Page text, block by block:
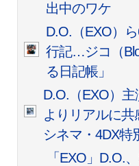
出中のワケ
D.O.（EXO）
行記…ジコ（
る日記帳」
D.O.（EXO）主
よりリアルに
シネマ・4DX特
「EXO」D.O.